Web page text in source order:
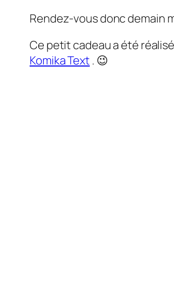
Rendez-vous donc demain
Ce petit cadeau a été
Komika Text . 😉